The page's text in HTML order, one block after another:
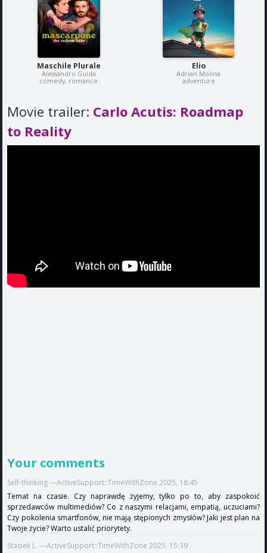
Maschile Plurale
Alessandro Guida
comedy, romance
Elio
Adrian Molina
adventure
Movie trailer: Carlo Acutis: Roadmap
to Reality
Your comments
Self-thinking ---ActiveSupport::TimeWithZone 2025, 18:45
Temat na czasie. Czy naprawdę żyjemy, tylko po to, aby zaspokoić
sprzedawców multimediów? Co z naszymi relacjami, empatią, uczuciami?
Czy pokolenia smartfonów, nie mają stępionych zmysłów? Jaki jest plan na
Twoje życie? Warto ustalić priorytety.
Stasiek L. ---ActiveSupport::TimeWithZone 2025, 15:39